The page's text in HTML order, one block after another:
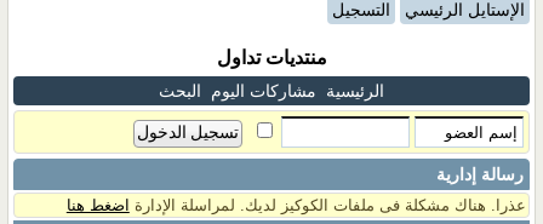
الإستايل الرئيسي التسجيل
منتديات تداول
الرئيسية مشاركات اليوم البحث
رسالة إدارية
عذرا. هناك مشكلة فى ملفات الكوكيز لديك. لمراسلة الإدارة اضغط هنا